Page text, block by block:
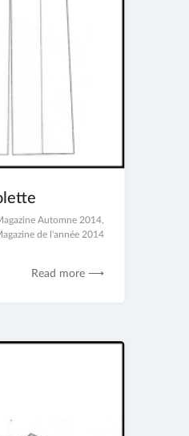
Automne 2014,
de l'année 2014
Read more ⟶